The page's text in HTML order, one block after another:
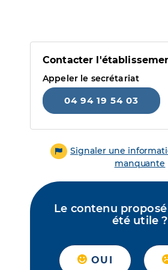
Contacter
Appeler le secrétariat
04 94 19 54 03
Signaler une
manquante
Le contenu proposé
été utile ?
OUI